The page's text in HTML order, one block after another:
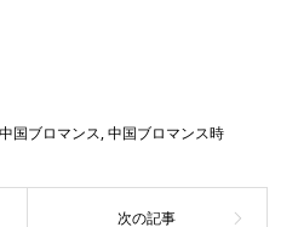
中国ブロマンス,中国ブロマンス時